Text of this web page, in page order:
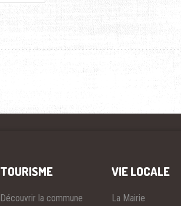
TOURISME
Découvrir la commune
VIE LOCALE
La Mairie